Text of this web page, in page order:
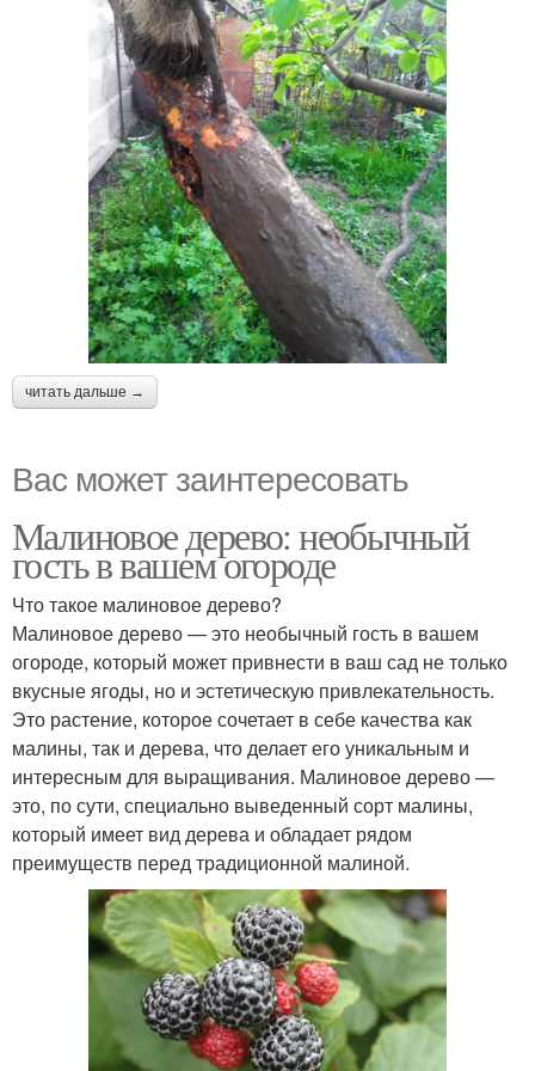
читать дальше →
Вас может заинтересовать
Малиновое дерево: необычный
гость в вашем огороде
Что такое малиновое дерево?
Малиновое дерево — это необычный гость в вашем
огороде, который может привнести в ваш сад не только
вкусные ягоды, но и эстетическую привлекательность.
Это растение, которое сочетает в себе качества как
малины, так и дерева, что делает его уникальным и
интересным для выращивания. Малиновое дерево —
это, по сути, специально выведенный сорт малины,
который имеет вид дерева и обладает рядом
преимуществ перед традиционной малиной.